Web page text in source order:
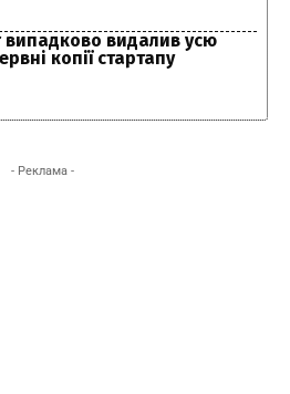
випадково видалив усю
копії стартапу
- Реклама -